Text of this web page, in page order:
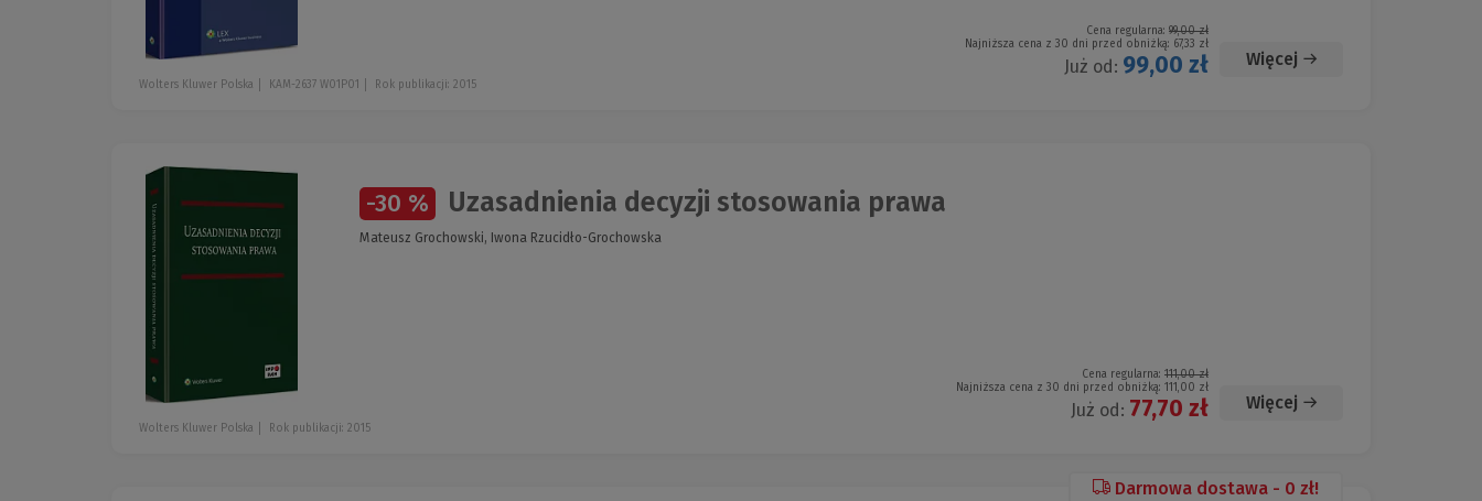
Cena regularna: 99,00 zł
Najniższa cena z 30 dni przed obniżką: 67,33 zł
Już od: 99,00 zł Więcej
Wolters Kluwer Polska KAM-2637 W01P01 Rok publikacji: 2015
-30 % Uzasadnienia decyzji stosowania prawa
Mateusz Grochowski, Iwona Rzucidło-Grochowska
Cena regularna: 111,00 zł
Najniższa cena z 30 dni przed obniżką: 111,00 zł
Już od: 77,70 zł Więcej
Wolters Kluwer Polska Rok publikacji: 2015
Darmowa dostawa - 0 zł!